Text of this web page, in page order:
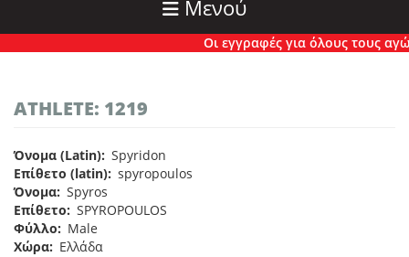
Μενού
Οι εγγραφές για όλους τους
ATHLETE: 1219
Όνομα (Latin) Spyridon
Επίθετο (latin) spyropoulos
Όνομα Spyros
Επίθετο
SPYROPOULOS
Φύλλο
Male
Χώρα
Ελλάδα